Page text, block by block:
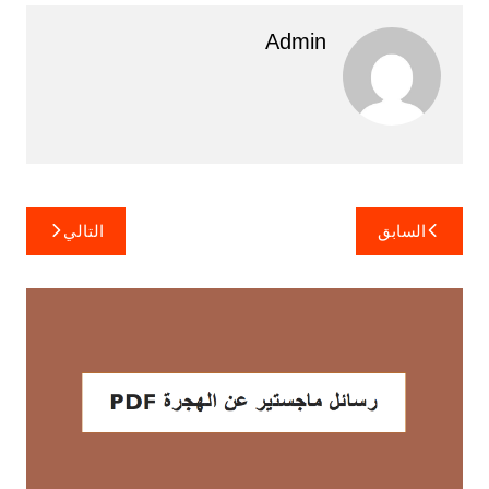
Admin
تصفّح
المقالات
السابق التالي